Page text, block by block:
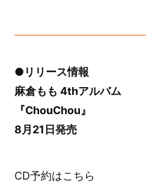
●リリース情報
麻倉もも 4thアルバム
『ChouChou』
8月21日発売
CD予約はこちら